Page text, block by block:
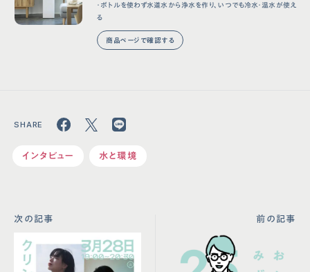
・ボトルを使わず水道水から浄水を作り、いつでも冷水・温水が使え
る
商品ページで確認する
インタビュー 水と環境
次の記事 前の記事